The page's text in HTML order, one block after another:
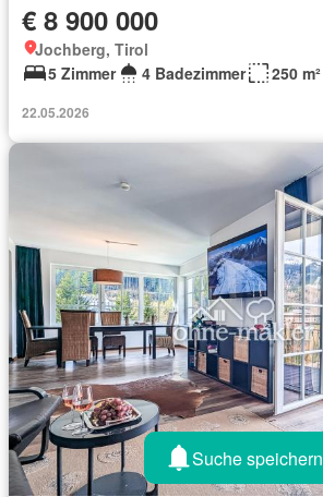
€ 8 900 000
Jochberg, Tirol
5 Zimmer
4 Badezimmer 250 m²
22.05.2026
Suche speichern